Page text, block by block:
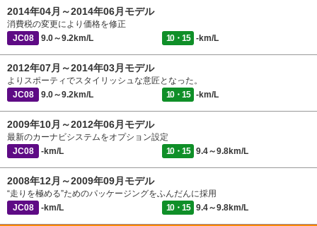
2014年04月～2014年06月モデル
消費税の変更により価格を修正
JC08
9.0～9.2km/L 10・15 -km/L
2012年07月～2014年03月モデル
よりスポーティでスタイリッシュな意匠となった。
JC08
9.0～9.2km/L 10・15 -km/L
2009年10月～2012年06月モデル
最新のカーナビシステムをオプション設定
JC08
-km/L 10・15 9.4～9.8km/L
2008年12月～2009年09月モデル
“走りを極める”ためのパッケージングをふんだんに採用
JC08
-km/L 10・15 9.4～9.8km/L